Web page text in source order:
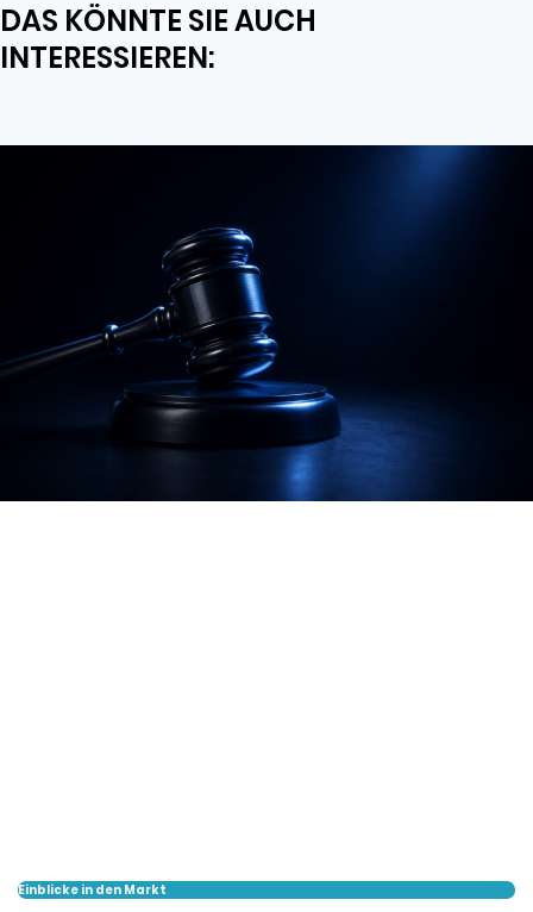
DAS KÖNNTE SIE AUCH
INTERESSIEREN:
Einblicke in den Markt